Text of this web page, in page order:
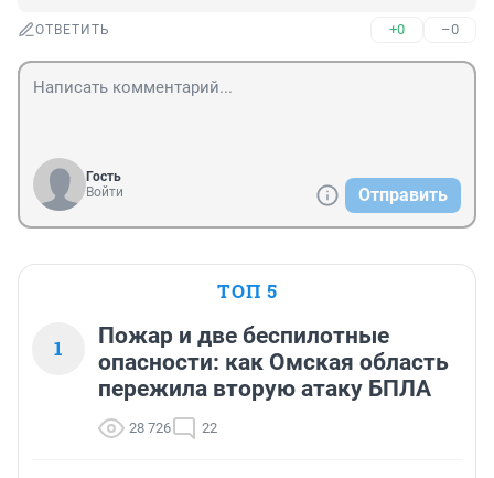
ОТВЕТИТЬ +0 –0
Гость
Войти
Отправить
ТОП 5
1
Пожар и две беспилотные
опасности: как Омская область
пережила вторую атаку БПЛА
28 726 22